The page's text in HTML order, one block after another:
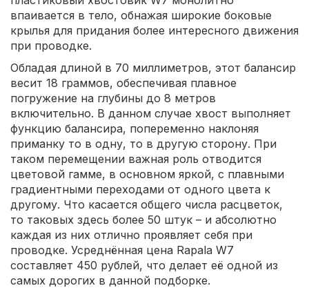
впаивается в тело, обнажая широкие боковые
крылья для придания более интересного движения
при проводке.
Обладая длиной в 70 миллиметров, этот балансир
весит 18 граммов, обеспечивая плавное
погружение на глубины до 8 метров
включительно. В данном случае хвост выполняет
функцию балансира, попеременно наклоняя
приманку то в одну, то в другую сторону. При
таком перемещении важная роль отводится
цветовой гамме, в основном яркой, с плавными
градиентными переходами от одного цвета к
другому. Что касается общего числа расцветок,
то таковых здесь более 50 штук – и абсолютно
каждая из них отлично проявляет себя при
проводке. Усреднённая цена Rapala W7
составляет 450 рублей, что делает её одной из
самых дорогих в данной подборке.